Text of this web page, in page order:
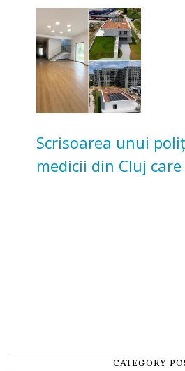
pentru copii
Scrisoarea unui
medicii din Cluj
CATEGORY